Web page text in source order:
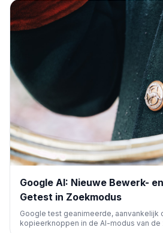
Google AI: Nieuwe Bewerk-
Getest in Zoekmodus
Google test geanimeerde, aanvankelijk
kopieerknoppen in de AI-modus van de